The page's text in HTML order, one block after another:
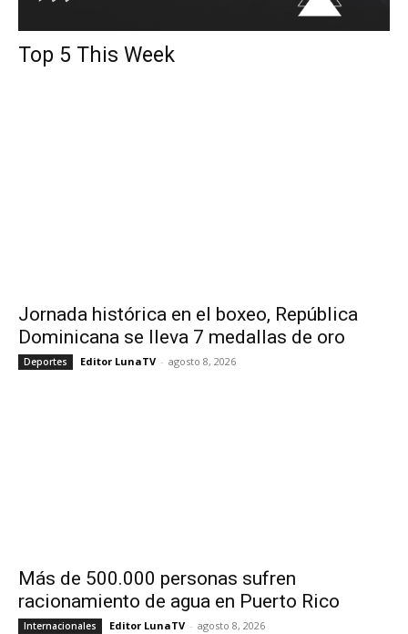
Top 5 This Week
Jornada histórica en el boxeo, República
Dominicana se lleva 7 medallas de oro
Deportes Editor LunaTV - agosto 8, 2026
Más de 500.000 personas sufren
racionamiento de agua en Puerto Rico
Internacionales Editor LunaTV - agosto 8, 2026